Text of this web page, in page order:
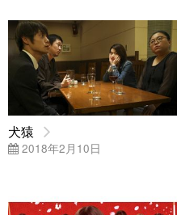
犬猿
2018年2月10日